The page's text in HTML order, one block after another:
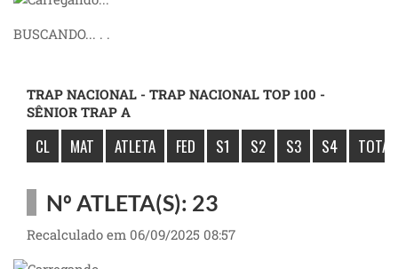
BUSCANDO... . .
TRAP NACIONAL - TRAP NACIONAL TOP 100 -
SÊNIOR TRAP A
CL MAT ATLETA FED S1 S2 S3 S4 TOTAL
Nº ATLETA(S): 23
Recalculado em 06/09/2025 08:57